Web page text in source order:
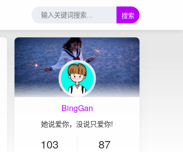
搜索
BingGan
她说爱你，没说只爱你!
103 87